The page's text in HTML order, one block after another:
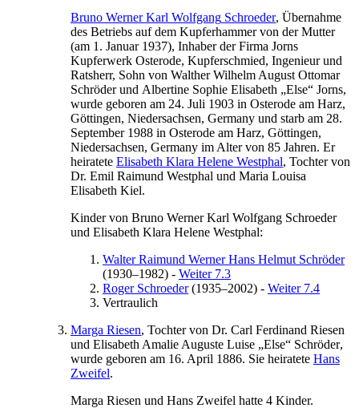
Bruno Werner Karl Wolfgang Schroeder, Übernahme
des Betriebs auf dem Kupferhammer von der Mutter
(am 1. Januar 1937), Inhaber der Firma Jorns
Kupferwerk Osterode, Kupferschmied, Ingenieur und
Ratsherr, Sohn von WaltherWilhelm August Ottomar
Schröderund Albertine Sophie Elisabeth „Else“ Jorns,
wurde geboren am 24. Juli 1903 in Osterode am Harz,
Göttingen, Niedersachsen, Germany und starb am 28.
September 1988 in Osterode am Harz, Göttingen,
Niedersachsen, Germany im Alter von 85 Jahren. Er
heiratete Elisabeth Klara Helene Westphal, Tochter von
Dr. Emil Raimund Westphal und Maria Louisa
Elisabeth Kiel.
Kinder von Bruno Werner Karl Wolfgang Schroeder
und Elisabeth Klara Helene Westphal:
Walter Raimund Werner Hans Helmut Schröder
(1930–1982) - Weiter 7.3
Roger Schroeder(1935–2002) - Weiter 7.4
Vertraulich
Marga Riesen, Tochter von Dr. Carl Ferdinand Riesen
und Elisabeth Amalie Auguste Luise „Else“ Schröder,
wurde geboren am 16. April 1886. Sie heiratete Hans
Zweifel.
Marga Riesen und Hans Zweifel hatte 4 Kinder.